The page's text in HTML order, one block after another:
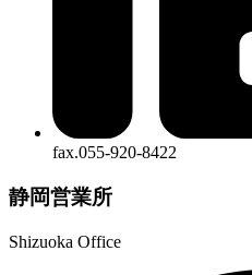
fax.055-920-8422
静岡営業所
Shizuoka Office